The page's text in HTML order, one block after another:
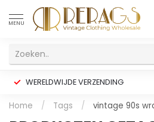
MENU
WERELDWIJDE VERZENDING
Home / Tags / vintage 90s